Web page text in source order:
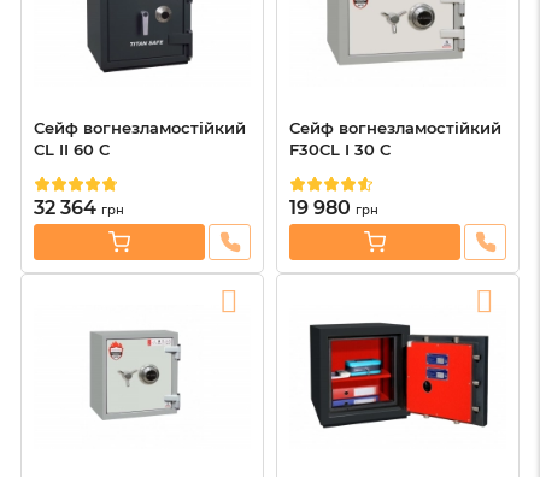
Сейф вогнезламостійкий
CL II 60 C
32 364 грн
Сейф вогнезламостійкий
F30CL I 30 C
19 980 грн